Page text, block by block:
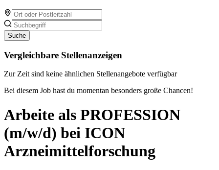
Suche
Vergleichbare Stellenanzeigen
Zur Zeit sind keine ähnlichen Stellenangebote verfügbar
Bei diesem Job hast du momentan besonders große Chancen!
Arbeite als PROFESSION
(m/w/d) bei ICON
Arzneimittelforschung